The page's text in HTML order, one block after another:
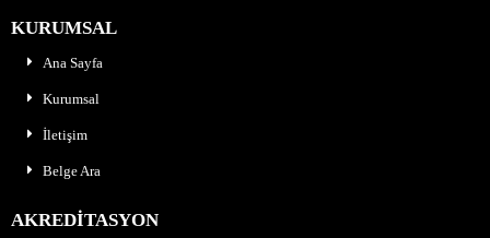
KURUMSAL
Ana Sayfa
Kurumsal
İletişim
Belge Ara
AKREDİTASYON